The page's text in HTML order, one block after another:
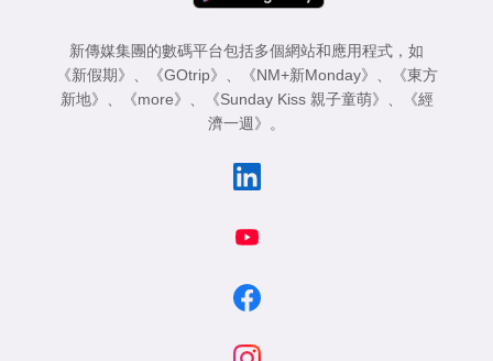
新傳媒集團的數碼平台包括多個網站和應用程式，如
《新假期》
《GOtrip》 《NM+新Monday》
《東方
新地》
《more》 《Sunday Kiss 親子童萌》
《經
濟一週》
。